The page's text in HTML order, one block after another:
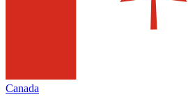
Canada